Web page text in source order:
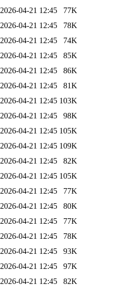
2026-04-21 12:45
77K
2026-04-21 12:45
78K
2026-04-21 12:45
74K
2026-04-21 12:45
85K
2026-04-21 12:45
86K
2026-04-21 12:45
81K
2026-04-21 12:45 103K
2026-04-21 12:45
98K
2026-04-21 12:45 105K
2026-04-21 12:45 109K
2026-04-21 12:45
82K
2026-04-21 12:45 105K
2026-04-21 12:45
77K
2026-04-21 12:45
80K
2026-04-21 12:45
77K
2026-04-21 12:45
78K
2026-04-21 12:45
93K
2026-04-21 12:45
97K
2026-04-21 12:45
82K